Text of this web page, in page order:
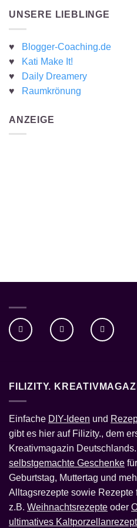
UNSERE LIEBLINGE
♥
Blogger-Coaching.de
♥
Kati Make It!
♥
Daily Dreamery
♥
Raumkrönung
ANZEIGE
FILIZITY.
Einfache DIY-Ideen und
gibt es hier auf Filizity., dem
Kreativmagazin
selbstgemachte Geschenke für
Geburtstag, Muttertag und
Alltagsrezepte sowie
z.B. Weihnachtsrezepte oder
ultimatives